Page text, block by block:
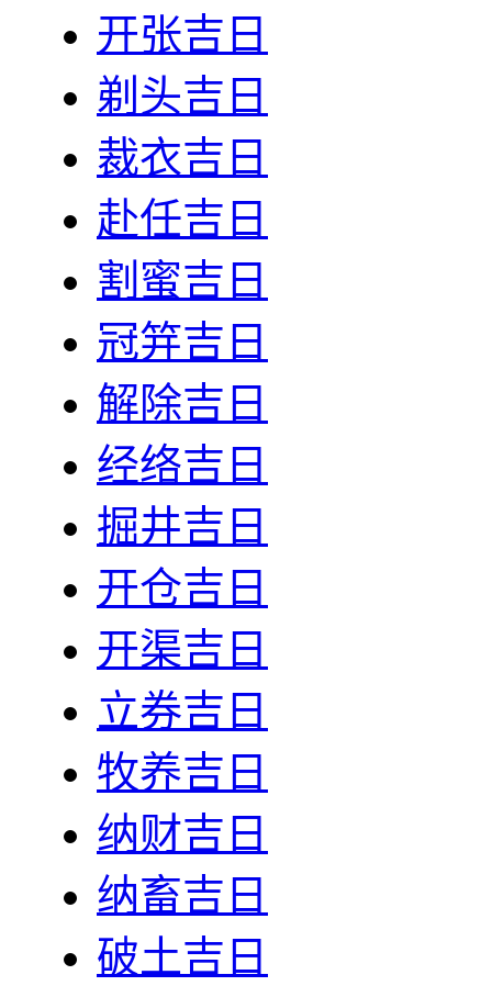
开张吉日
剃头吉日
裁衣吉日
赴任吉日
割蜜吉日
冠笄吉日
解除吉日
经络吉日
掘井吉日
开仓吉日
开渠吉日
立券吉日
牧养吉日
纳财吉日
纳畜吉日
破土吉日